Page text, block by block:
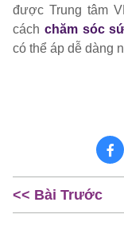
được Trung tâm
cách chăm sóc
có thể áp dễ dàng
<< Bài Trước